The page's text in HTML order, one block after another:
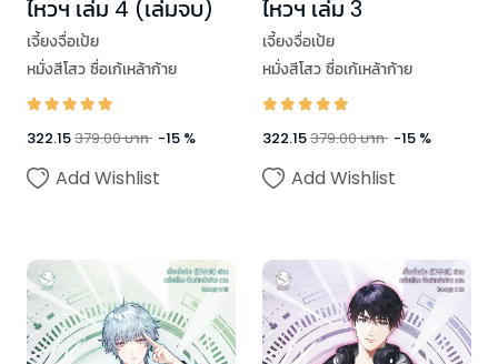
ไหวฯ เล่ม 4 (เล่มจบ)
เจี้ยงจื่อเป้ย
หมั่งสีโสว ซื่อเก้เหล้าก้าย
322.15379.00บาท -15 %
Add Wishlist
ไหวฯ เล่ม 3
เจี้ยงจื่อเป้ย
หมั่งสีโสว ซื่อเก้เหล้าก้าย
322.15379.00บาท -15 %
Add Wishlist